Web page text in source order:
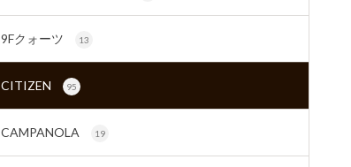
9Fクォーツ 13
CITIZEN 95
CAMPANOLA 19